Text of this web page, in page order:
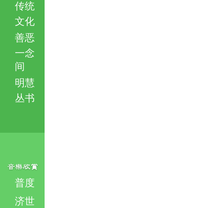
传统
文化
善恶
一念
间
明慧
丛书
普度
济世